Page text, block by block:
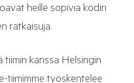
heille sopivia kodin
ratkaisuja.
tiimin kanssa Helsingin
tiimimme työskentelee